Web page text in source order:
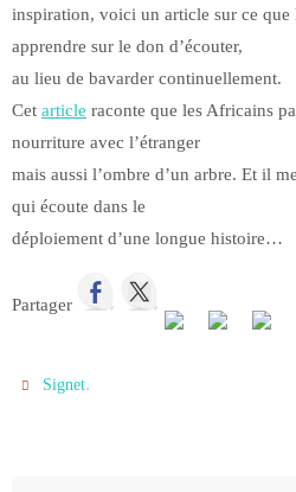
inspiration, voici un article sur ce
apprendre sur le don d’écouter,
au lieu de bavarder continuellement.
Cet article raconte que les Africains
nourriture avec l’étranger
mais aussi l’ombre d’un arbre. Et il
qui écoute dans le
déploiement d’une longue histoire…
Partager
Signet.